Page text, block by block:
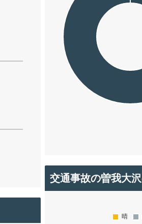
交通事故の曽我大